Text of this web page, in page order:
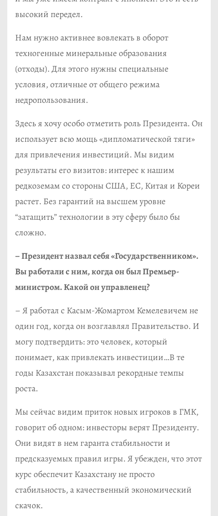
высокий передел.
Нам нужно активнее вовлекать в оборот
техногенные минеральные образования
(отходы). Для этого нужны специальные
условия, отличные от общего режима
недропользования.
Здесь я хочу особо отметить роль Президента. Он
использует всю мощь «дипломатической тяги»
для привлечения инвестиций. Мы видим
результаты его визитов: интерес к нашим
редкоземам со стороны США, ЕС, Китая и Кореи
растет. Без гарантий на высшем уровне
“затащить” технологии в эту сферу было бы
сложно.
– Президент назвал себя «Государственником».
Вы работали с ним, когда он был Премьер-
министром. Какой он управленец?
– Я работал с Касым-Жомартом Кемелевичем не
один год, когда он возглавлял Правительство. И
могу подтвердить: это человек, который
понимает, как привлекать инвестиции…В те
годы Казахстан показывал рекордные темпы
роста.
Мы сейчас видим приток новых игроков в ГМК,
говорит об одном: инвесторы верят Президенту.
Они видят в нем гаранта стабильности и
предсказуемых правил игры. Я убежден, что этот
курс обеспечит Казахстану не просто
стабильность, а качественный экономический
скачок.